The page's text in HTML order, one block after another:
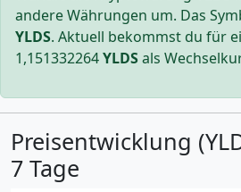
andere Währungen um. Das
YLDS. Aktuell bekommst du für
1,151332264YLDSals
Preisentwicklung
7 Tage